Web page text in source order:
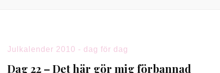
Julkalender 2010 - dag för dag
Dag 22 – Det här gör mig förbannad